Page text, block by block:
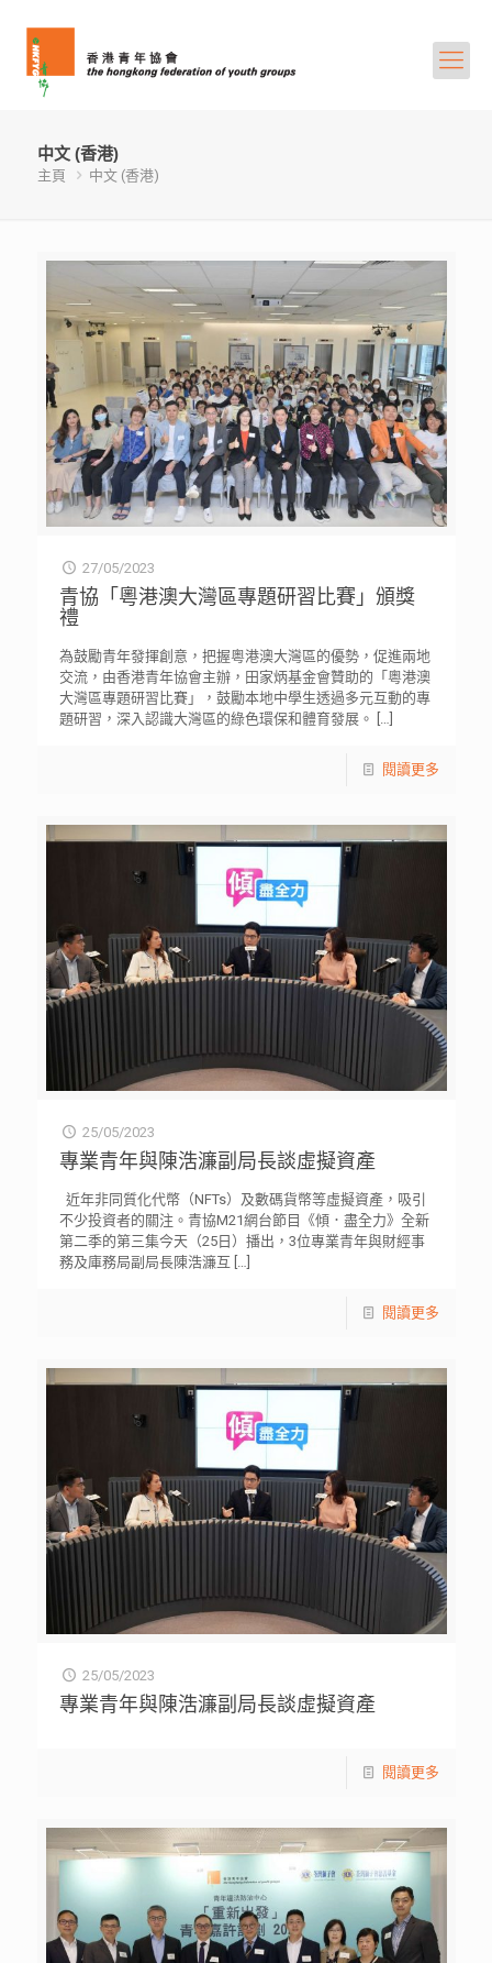
中文 (香港)
主頁 中文 (香港)
27/05/2023
青協「粵港澳大灣區專題研習比賽」頒獎
禮
為鼓勵青年發揮創意，把握粵港澳大灣區的優勢，促進兩地
交流，由香港青年協會主辦，田家炳基金會贊助的「粵港澳
大灣區專題研習比賽」，鼓勵本地中學生透過多元互動的專
題研習，深入認識大灣區的綠色環保和體育發展。
[…]
閱讀更多
25/05/2023
專業青年與陳浩濂副局長談虛擬資產
近年非同質化代幣（NFTs）及數碼貨幣等虛擬資產，吸引
不少投資者的關注。青協M21網台節目《傾．盡全力》全新
第二季的第三集今天（25日）播出，3位專業青年與財經事
務及庫務局副局長陳浩濂互 […]
閱讀更多
25/05/2023
專業青年與陳浩濂副局長談虛擬資產
閱讀更多